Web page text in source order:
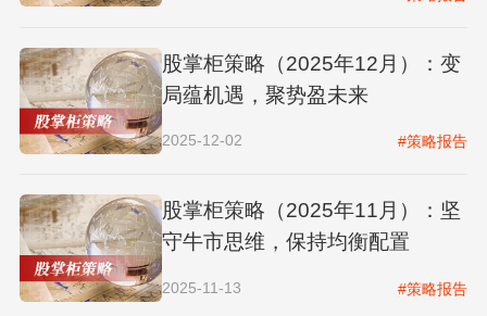
股掌柜策略（2025年12月）：变
局蕴机遇，聚势盈未来
2025-12-02 #策略报告
股掌柜策略（2025年11月）：坚
守牛市思维，保持均衡配置
2025-11-13 #策略报告